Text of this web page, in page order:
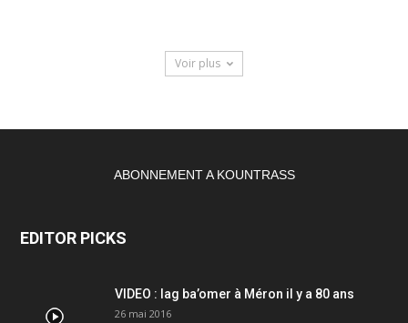
Voir plus
ABONNEMENT A KOUNTRASS
EDITOR PICKS
VIDEO : lag ba’omer à Méron il y a 80 ans
26 mai 2016